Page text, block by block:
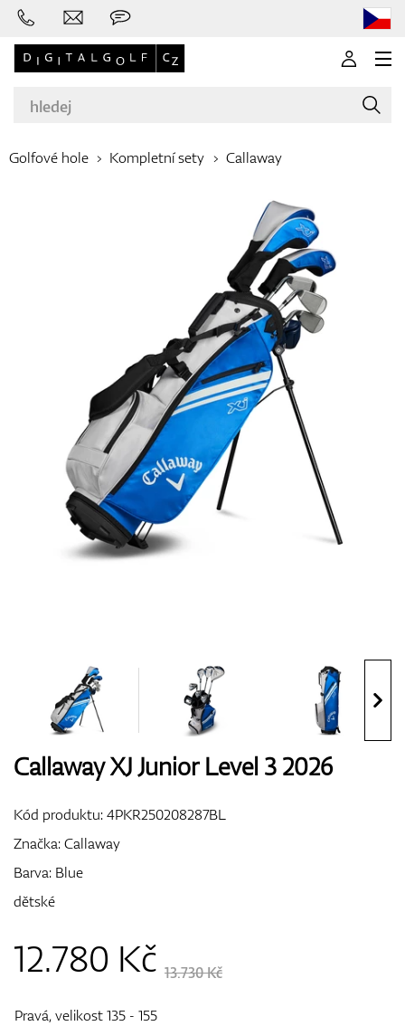
Golfové hole
Oblečení
Boty
Rukavice
Bagy
Doplňky
Golfové hole Kompletní sety Callaway
Callaway XJ Junior Level 3 2026
Kód produktu:4PKR250208287BL
Značka:Callaway
Barva: Blue
dětské
12.780 Kč 13.730 Kč
Pravá, velikost 135 - 155